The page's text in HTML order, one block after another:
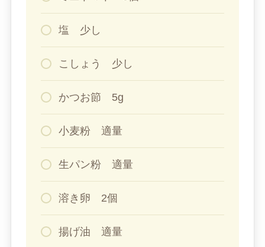
塩 少し
こしょう 少し
かつお節 5g
小麦粉 適量
生パン粉 適量
溶き卵 2個
揚げ油 適量